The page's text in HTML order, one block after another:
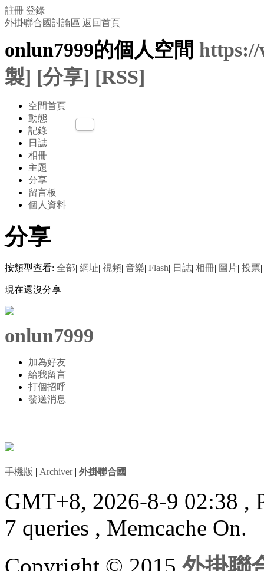
註冊 登錄
外掛聯合國討論區 返回首頁
onlun7999的個人空間 https://
製] [分享] [RSS]
空間首頁
動態
記錄
日誌
相冊
主題
分享
留言板
個人資料
分享
按類型查看: 全部| 網址| 視頻| 音樂| Flash| 日誌| 相冊| 圖片| 投票|
現在還沒分享
onlun7999
加為好友
給我留言
打個招呼
發送消息
手機版 | Archiver| 外掛聯合國
GMT+8, 2026-8-9 02:38 ,
7 queries , Memcache On.
Copyright © 2015外掛聯